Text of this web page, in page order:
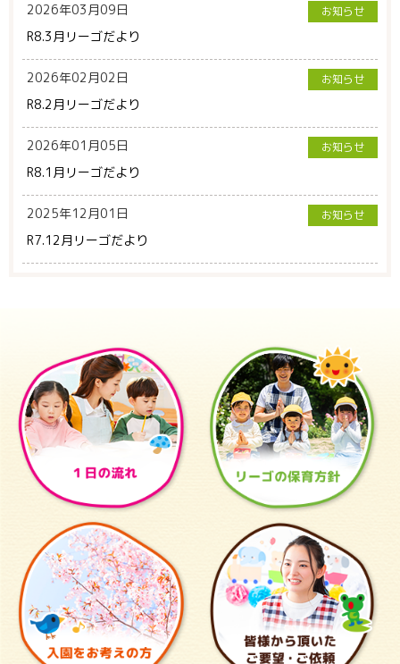
2026年03月09日 お知らせ
R8.3月リーゴだより
2026年02月02日 お知らせ
R8.2月リーゴだより
2026年01月05日 お知らせ
R8.1月リーゴだより
2025年12月01日 お知らせ
R7.12月リーゴだより